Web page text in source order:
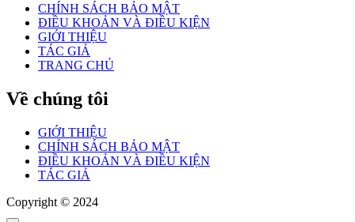
CHÍNH SÁCH BẢO MẬT
ĐIỀU KHOẢN VÀ ĐIỀU KIỆN
GIỚI THIỆU
TÁC GIẢ
TRANG CHỦ
Về chúng tôi
GIỚI THIỆU
CHÍNH SÁCH BẢO MẬT
ĐIỀU KHOẢN VÀ ĐIỀU KIỆN
TÁC GIẢ
Copyright © 2024